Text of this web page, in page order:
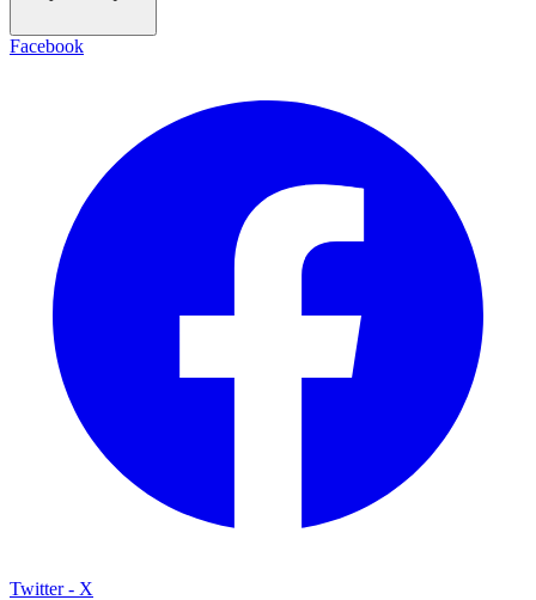
Facebook
Twitter - X